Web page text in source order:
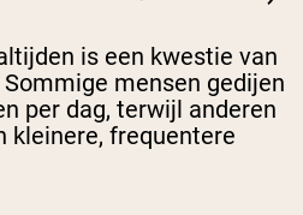
is een kwestie van
mensen gedijen
per dag, terwijl anderen
kleinere, frequentere